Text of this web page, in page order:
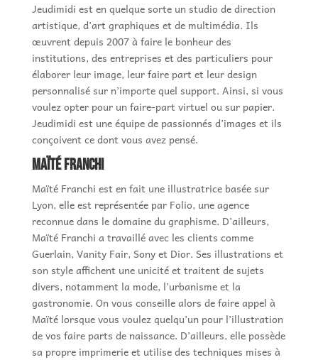
Jeudimidi est en quelque sorte un studio de direction
artistique, d’art graphiques et de multimédia. Ils
œuvrent depuis 2007 à faire le bonheur des
institutions, des entreprises et des particuliers pour
élaborer leur image, leur faire part et leur design
personnalisé sur n’importe quel support. Ainsi, si vous
voulez opter pour un faire-part virtuel ou sur papier.
Jeudimidi est une équipe de passionnés d’images et ils
conçoivent ce dont vous avez pensé.
Maïté Franchi
Maïté Franchi est en fait une illustratrice basée sur
Lyon, elle est représentée par Folio, une agence
reconnue dans le domaine du graphisme. D’ailleurs,
Maïté Franchi a travaillé avec les clients comme
Guerlain, Vanity Fair, Sony et Dior. Ses illustrations et
son style affichent une unicité et traitent de sujets
divers, notamment la mode, l’urbanisme et la
gastronomie. On vous conseille alors de faire appel à
Maïté lorsque vous voulez quelqu’un pour l’illustration
de vos faire parts de naissance. D’ailleurs, elle possède
sa propre imprimerie et utilise des techniques mises à